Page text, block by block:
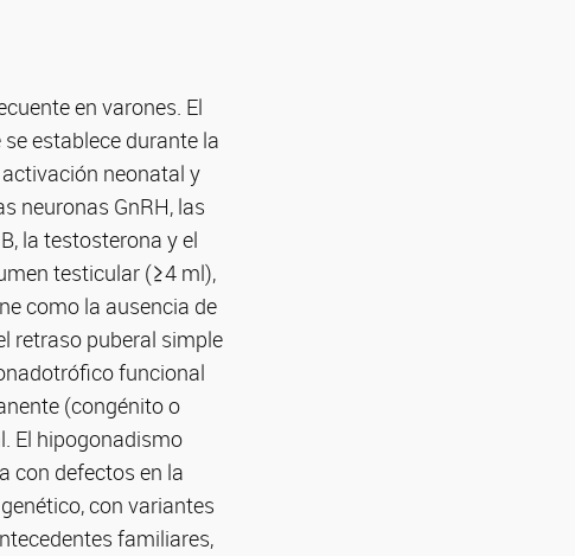
en varones. El
establece durante la
neonatal y
neuronas GnRH, las
la testosterona y el
testicular (≥4 ml),
como la ausencia de
retraso puberal simple
funcional
(congénito o
El hipogonadismo
con defectos en la
con variantes
familiares,